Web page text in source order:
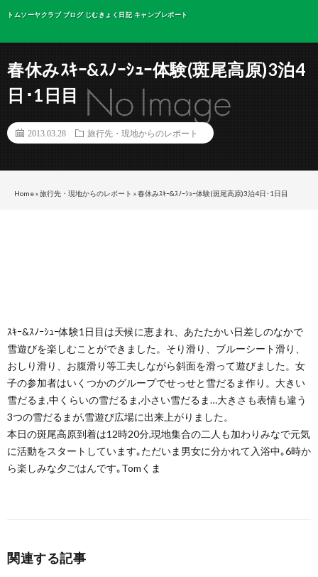
トムソーヤクラブ ブログ じむきょく日記 キャンプレポート
春休みｽｷｰ&ｽﾉｰｼｭｰ体験(斑尾高原)3泊4
日･1日目
2013.03.28 旅行先・現地からのレポート
Home»旅行先・現地からのレポート »春休みｽｷｰ&ｽﾉｰｼｭｰ体験(斑尾高原)3泊4日･1日目
ｽｷｰ&ｽﾉｰｼｭｰ体験1日目は天候に恵まれ、あたたかい日差しのなかで
雪遊びを楽しむことができました。そり滑り、ブルーシート滑り、
おしり滑り、お腹滑り等工夫しながら斜面を滑って遊びました。女
子の参加者はいくつかのグループでせっせと雪だるま作り。大きい
雪だるま,中くらいの雪だるま,小さい雪だるま…大きさも表情も違う
3つの雪だるまが,雪遊び広場に出来上がりました。
本日の斑尾高原到着は12時20分,現地集合の二人も加わりみなで元気
に活動をスタートしています｡ただいま男女に分かれて入浴中｡6時か
ら楽しみな夕ごはんです｡Tomくま
関連する記事